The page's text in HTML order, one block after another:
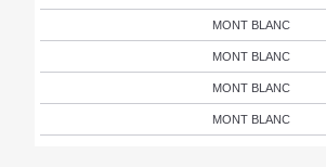
MONT BLANC
MONT BLANC
MONT BLANC
MONT BLANC